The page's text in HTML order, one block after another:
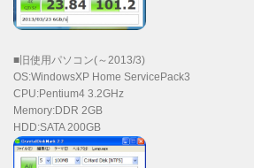
■旧使用パソコン(～2013/3)
OS:WindowsXP Home ServicePack3
CPU:Pentium4 3.2GHz
Memory:DDR 2GB
HDD:SATA 200GB